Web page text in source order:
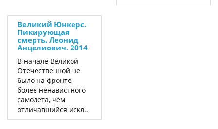
Великий Юнкерс.
Пикирующая
смерть. Леонид
Анцелиович. 2014
В начале Великой
Отечественной не
было на фронте
более не­навистного
самолета, чем
отличавшийся искл..